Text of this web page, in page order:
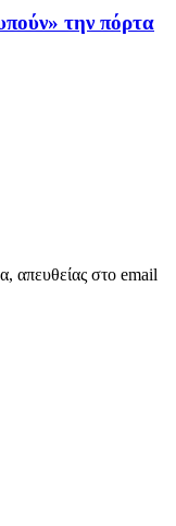
την πόρτα
απευθείας στο email